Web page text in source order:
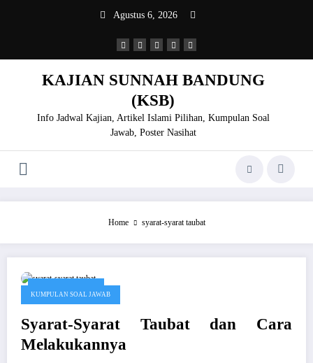
Agustus 6, 2026
KAJIAN SUNNAH BANDUNG
(KSB)
Info Jadwal Kajian, Artikel Islami Pilihan, Kumpulan Soal
Jawab, Poster Nasihat
Home syarat-syarat taubat
KUMPULAN SOAL JAWAB
Syarat-Syarat Taubat dan Cara
Melakukannya